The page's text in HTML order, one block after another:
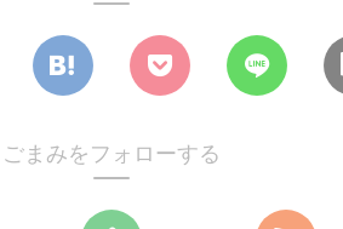
ごまみをフォローする